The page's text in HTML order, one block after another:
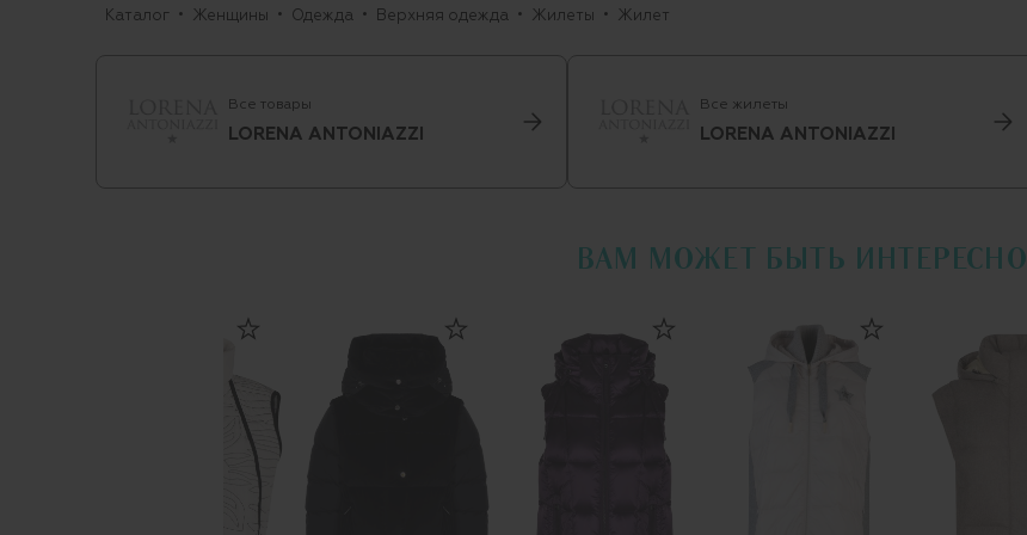
Каталог Женщины Одежда Верхняя одежда Жилеты Жилет
Все товары
LORENA ANTONIAZZI
Все жилеты
LORENA ANTONIAZZI
ВАМ МОЖЕТ БЫТЬ ИНТЕРЕСНО